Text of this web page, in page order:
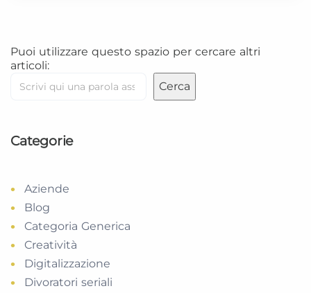
Puoi utilizzare questo spazio per cercare altri
articoli:
Cerca
Categorie
Aziende
Blog
Categoria Generica
Creatività
Digitalizzazione
Divoratori seriali